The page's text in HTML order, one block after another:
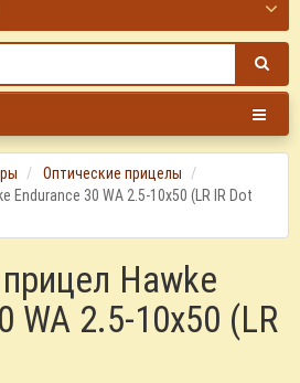
Оптические прицелы
Endurance 30 WA 2.5-10x50 (LR IR Dot
Hawke
WA 2.5-10x50 (LR